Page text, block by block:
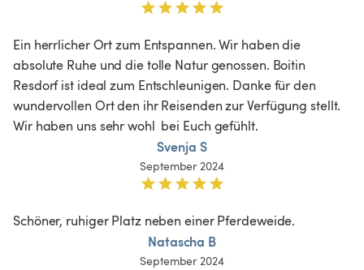
Ein herrlicher Ort zum Entspannen. Wir haben die
absolute Ruhe und die tolle Natur genossen. Boitin
Resdorf ist ideal zum Entschleunigen. Danke für den
wundervollen Ort den ihr Reisenden zur Verfügung stellt.
Wir haben uns sehr wohl  bei Euch gefühlt.
Svenja S
September 2024
Schöner, ruhiger Platz neben einer Pferdeweide.
Natascha B
September 2024